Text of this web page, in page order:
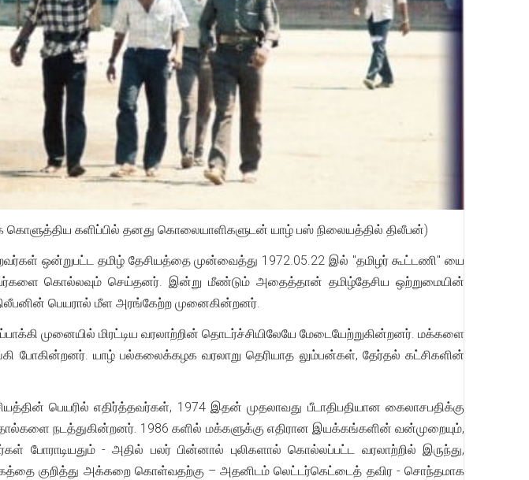
கொளுத்திய களிப்பில் தனது கொலையாளிகளுடன் யாழ் பஸ் நிலையத்தில் திலீபன்)
ஒன்றுபட்ட தமிழ் தேசியத்தை முன்வைத்து 1972.05.22 இல் "தமிழர் கூட்டணி" யை
கொல்லவும் செய்தனர். இன்று மீண்டும் அதைத்தான் தமிழ்தேசிய ஒற்றுமையின்
பெயரால் மீள அரங்கேற்ற முனைகின்றனர்.
முனையில் மிரட்டிய வரலாற்றின் தொடர்ச்சியிலேயே மேடையேற்றுகின்றனர். மக்களை
போகின்றனர். யாழ் பல்கலைக்கழக வரலாறு தெரியாத லும்பன்கள், தேர்தல் கட்சிகளின்
பெயரில் எதிர்த்தவர்கள், 1974 இதன் முதலாவது பீடாதிபதியான கைலாசபதிக்கு
நடத்துகின்றனர். 1986 களில் மக்களுக்கு எதிரான இயக்கங்களின் வன்முறையும்,
போராடியதும் - அதில் பலர் பின்னால் புலிகளால் கொல்லப்பட்ட வரலாற்றில் இருந்து,
குறித்து அக்கறை கொள்வதற்கு – அதனிடம் லெட்டர்கெட்டைத் தவிர - சொந்தமாக